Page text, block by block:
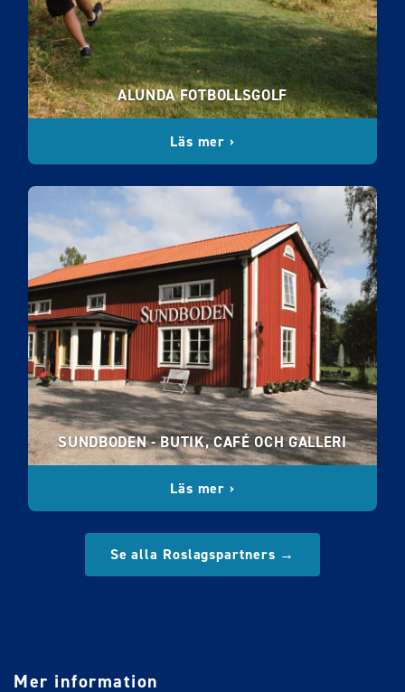
ALUNDA FOTBOLLSGOLF
Läs mer ›
SUNDBODEN - BUTIK, CAFÉ OCH GALLERI
Läs mer ›
Se alla Roslagspartners →
Mer information